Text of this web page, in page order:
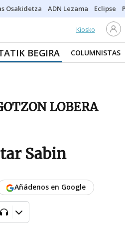
Osakidetza ADN Lezama Eclipse
Kiosko
BEGIRA COLUMNISTAS
LOBERA
Sabin
Añádenos en Google